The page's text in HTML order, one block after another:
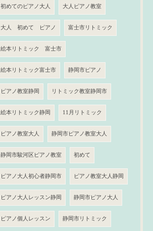
初めてのピアノ大人 大人ピアノ教室
大人 初めて ピアノ 富士市リトミック
絵本リトミック 富士市
絵本リトミック富士市 静岡市ピアノ
ピアノ教室静岡 リトミック教室静岡市
絵本リトミック静岡 11月リトミック
ピアノ教室大人 静岡市ピアノ教室大人
静岡市駿河区ピアノ教室 初めて
ピアノ大人初心者静岡市 ピアノ教室大人静岡
ピアノ大人レッスン静岡 静岡市ピアノ大人
ピアノ個人レッスン 静岡市リトミック